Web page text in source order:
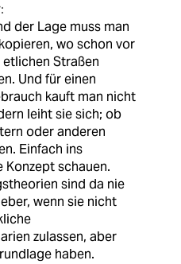
der Lage muss man
wo schon vor
Straßen
Und für einen
kauft man nicht
leiht sie sich; ob
oder anderen
Einfach ins
Konzept schauen.
sind da nie
wenn sie nicht
zulassen, aber
haben.